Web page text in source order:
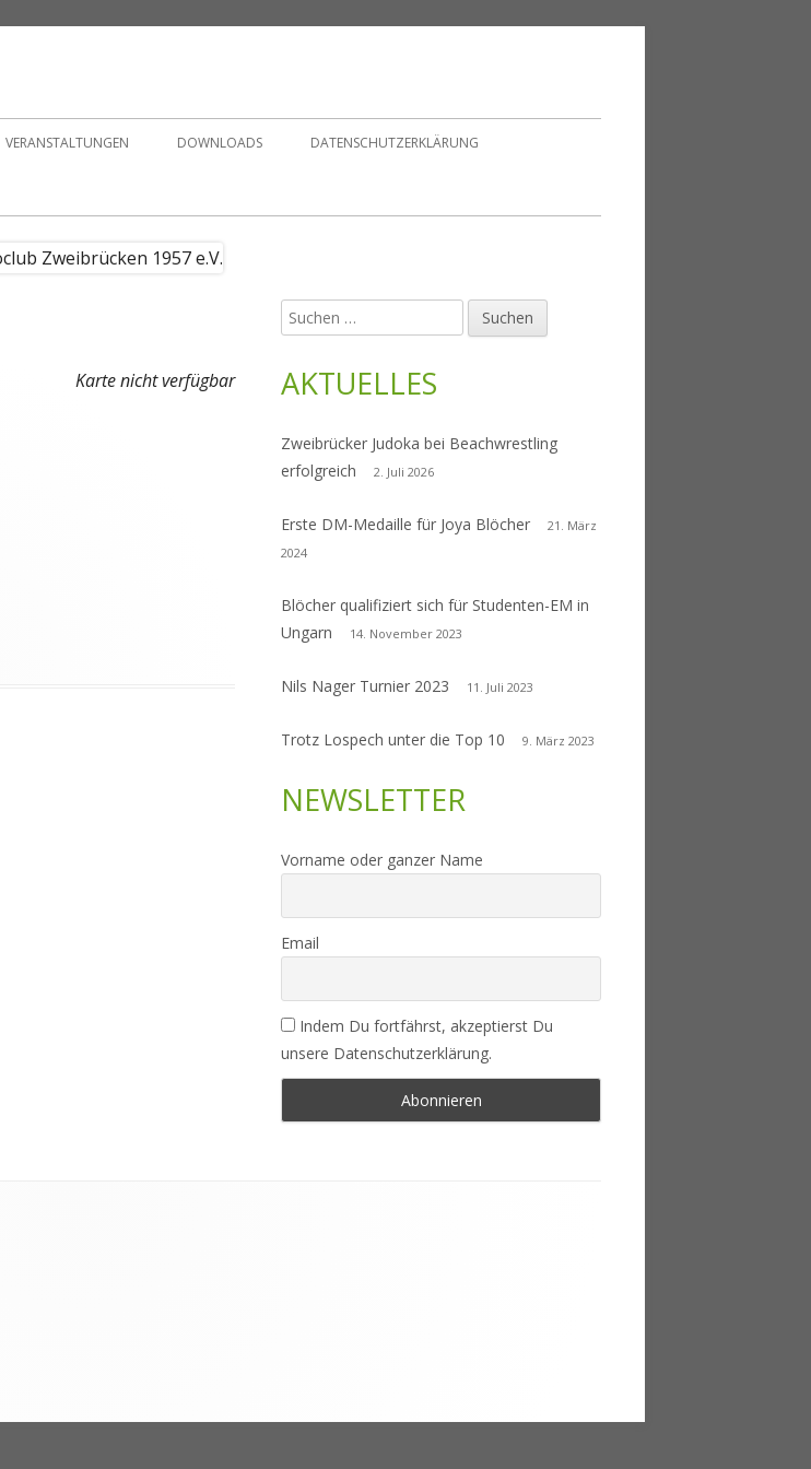
VERANSTALTUNGEN DOWNLOADS DATENSCHUTZERKLÄRUNG
Karte nicht verfügbar
Haupt-
Seitenleiste
Suchen
nach:
AKTUELLES
Zweibrücker Judoka bei Beachwrestling
erfolgreich
2. Juli 2026
Erste DM-Medaille für Joya Blöcher
21. März
2024
Blöcher qualifiziert sich für Studenten-EM in
Ungarn
14. November 2023
Nils Nager Turnier 2023 11. Juli 2023
Trotz Lospech unter die Top 10 9. März 2023
NEWSLETTER
Vorname oder ganzer Name
Email
Indem Du fortfährst, akzeptierst Du
unsere Datenschutzerklärung.